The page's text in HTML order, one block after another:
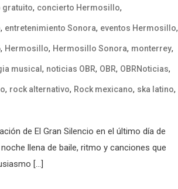
gratuito, concierto Hermosillo,
, entretenimiento Sonora, eventos Hermosillo,
, Hermosillo, Hermosillo Sonora, monterrey,
musical , noticias OBR, OBR, OBRNoticias,
, rock alternativo, Rock mexicano, ska latino,
de El Gran Silencio en el último día de
llena de baile, ritmo y canciones que
[…]